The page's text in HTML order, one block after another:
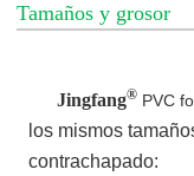
Tamaños y grosor
Jingfang® PVC
los mismos
contrachapado: